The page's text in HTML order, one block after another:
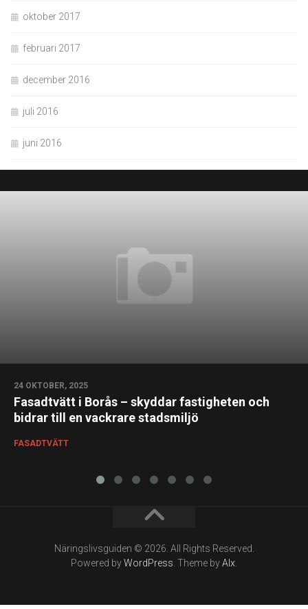
oktober 2017
februari 2017
december 2016
juli 2016
juni 2016
24 OKTOBER, 2025
Fasadtvätt i Borås – skyddar fastigheten och
bidrar till en vackrare stadsmiljö
FASADTVÄTT
Näringslivsguiden © 2026. All Rights Reserved.
Powered byWordPress . Theme byAlx